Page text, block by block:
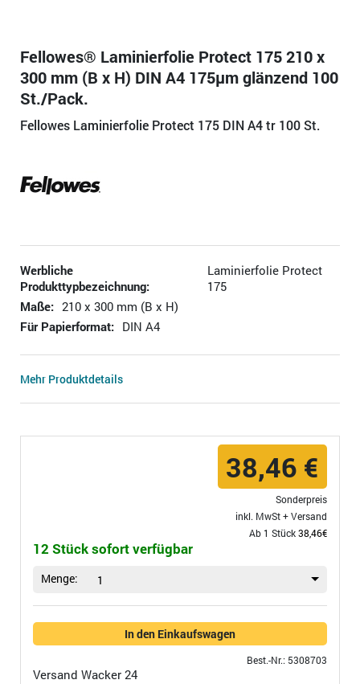
Fellowes® Laminierfolie Protect 175 210 x
300 mm (B x H) DIN A4 175µm glänzend 100
St./Pack.
Fellowes Laminierfolie Protect 175 DIN A4 tr 100 St.
Werbliche
Produkttypbezeichnung:
Laminierfolie Protect
175
Maße: 210 x 300 mm (B x H)
Für Papierformat: DIN A4
Mehr Produktdetails
38,46 €
Sonderpreis
inkl. MwSt +Versand
Ab 1 Stück38,46€
12 Stück sofort verfügbar
Menge: 1
In den Einkaufswagen
Best.-Nr.: 5308703
Versand Wacker 24